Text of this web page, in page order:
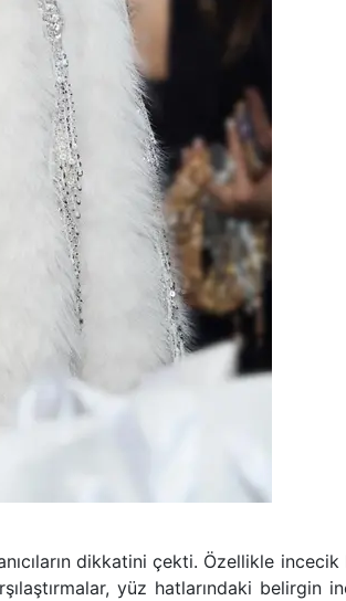
dikkatini çekti. Özellikle incecik
yüz hatlarındaki belirgin